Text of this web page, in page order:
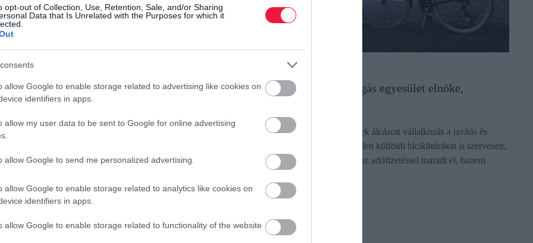
opt-out of Collection, Use, Retention, Sale, and/or Sharing
Data that Is Unrelated with the Purposes for which it
allow Google to enable storage related to advertising like cookies on
identifiers in apps.
allow my user data to be sent to Google for online advertising
allow Google to send me personalized advertising.
allow Google to enable storage related to analytics like cookies on
identifiers in apps.
allow Google to enable storage related to functionality of the website
értékesítette.
eladása után személyi jövedelemadót kellett volna
származó jövedelmét nem vallja be, a fizetendő adón
is számolhat, írja közleményében az adóhatóság.
hiszen az ingatlannyilvántartás nyilvános. Az
is hamar feltűnik, ha az eladásból származó bevétel
a NAV-tól
kell
Tilosba hajtott a bringás egyesület elnöke,
Egy kerékpáros egyesületnek álcázott vállalkozás a javítás és
alkatrész-kereskedelem mellett külföldi biciklitúrákat is szervezett,
de kiderült, hogy nemcsak az adófizetéssel maradt el, hanem
rectangle